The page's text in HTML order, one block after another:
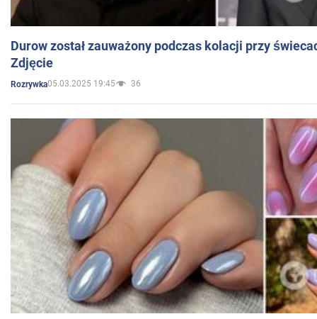
Durow został zauważony podczas kolacji przy
Zdjęcie
Rozrywka05.03.2025 19:45 36